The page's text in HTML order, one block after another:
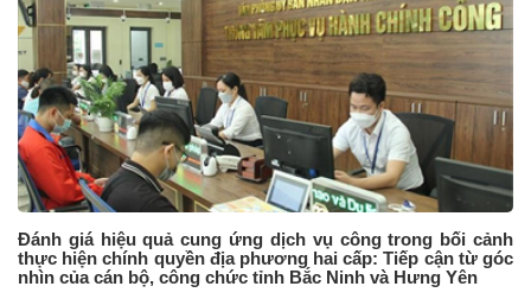
Đánh giá hiệu quả cung ứng dịch vụ công trong bối cảnh
thực hiện chính quyền địa phương hai cấp: Tiếp cận từ góc
nhìn của cán bộ, công chức tỉnh Bắc Ninh và Hưng Yên